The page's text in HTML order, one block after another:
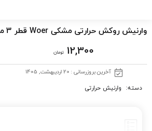
وارنیش روکش حرارتی مشکی Woer قطر 3 میلی متر
12,300 تومان
آخرین بروزرسانی : 20 اردیبهشت, 1405
دسته: وارنیش حرارتی